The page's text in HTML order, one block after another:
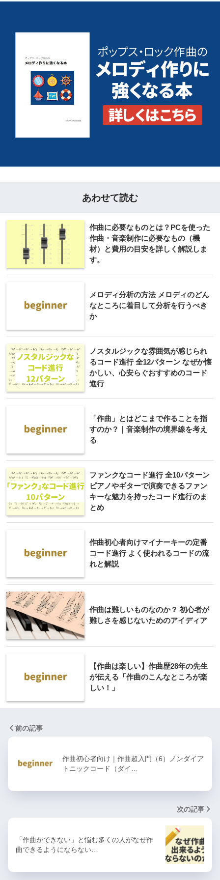
あわせて読む
作曲に必要なものとは？PCを使った
作曲・音楽制作に必要なもの（機
材）と費用の目安を詳しく解説しま
す。
メロディ分析の方法 メロディのどん
なところに着目して分析を行うべき
か
ノスタルジックな雰囲気が感じられ
るコード進行 全12パターン なぜか懐
かしい、心安らぐおすすめのコード
進行
「作曲」とはどこまで作ることを指
すのか？｜音楽制作の境界線を考え
る
ファンクなコード進行 全10パターン
ピアノやギターで演奏できるファン
キーな魅力を持ったコード進行のま
とめ
作曲初心者向けマイナーキーの定番
コード進行 よく使われるコードの流
れと解説
作曲は難しいものなのか？ 初心者が
難しさを感じないためのアイディア
【作曲は楽しい】作曲歴28年の先生
が伝える「作曲のこんなところが楽
しい！」
前の記事
作曲初心者向け｜作曲超入門（6）ノンダイア
トニックコード（ダイ…
次の記事
「作曲ができない」と悩む多くの人がなぜ作
曲できるようにならない…